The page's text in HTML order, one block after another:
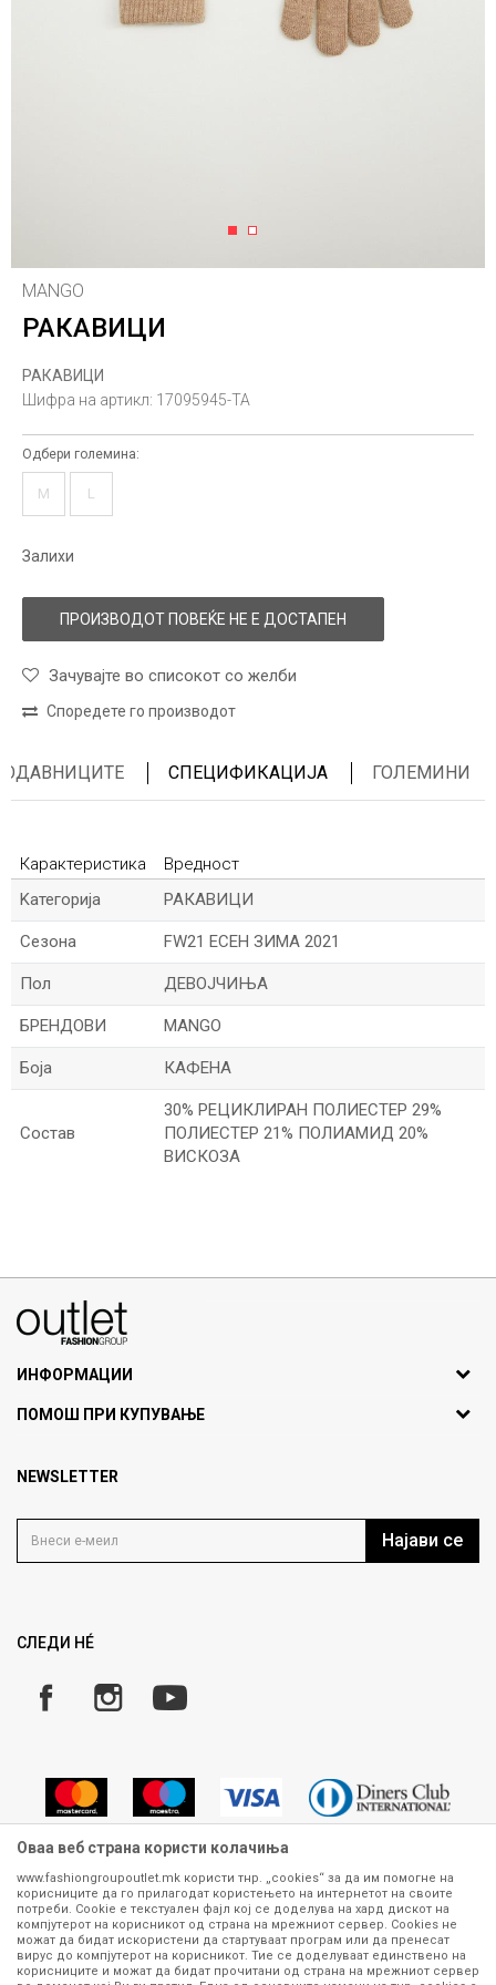
1 2
MANGO
РАКАВИЦИ
РАКАВИЦИ
Шифра на артикл: 17095945-TA
Одбери големина:
M L
Залихи
ПРОИЗВОДОТ ПОВЕЌЕ НЕ Е ДОСТАПЕН
Зачувајте во списокот со желби
Споредете го производот
СПЕЦИФИКАЦИЈА ГОЛЕМИНИ
Карактеристика
Вредност
Kатегорија
РАКАВИЦИ
Сезона FW21 ЕСЕН ЗИМА 2021
Пол ДЕВОЈЧИЊА
БРЕНДОВИ MANGO
Боја КАФЕНА
Состав
30% РЕЦИКЛИРАН ПОЛИЕСТЕР 29%
ПОЛИЕСТЕР 21% ПОЛИАМИД 20%
ВИСКОЗА
Е-меил
Порака
ИНФОРМАЦИИ
За нас
Продавница
Кариера
ПОМОШ ПРИ КУПУВАЊЕ
Политика на приватност
Како да купите
Замена и рефундација на производи
Плаќање
NEWSLETTER
Најави се
СЛЕДИ НÉ
Сите информации околу производите кои се изложени на нашата
онлајн продавница се стремиме да бидат конкретни, точни и прецизни,
меѓутоа не можеме да гарантираме дека се без ниту една грешка или
пак дека сите производи во моментот се достапни на залиха.
Фотографиите се најверодостојниот приказ на производот. Доколку
Оваа веб страна користи колачиња
www.fashiongroupoutlet.mk користи тнр. „cookies“ за да им помогне на
корисниците да го прилагодат користењето на интернетот на своите
потреби. Cookie е текстуален фајл кој се доделува на хард дискот на
компјутерот на корисникот од страна на мрежниот сервер. Cookies не
можат да бидат искористени да стартуваат програм или да пренесат
вирус до компјутерот на корисникот. Тие се доделуваат единствено на
корисниците и можат да бидат прочитани од страна на мрежниот сервер